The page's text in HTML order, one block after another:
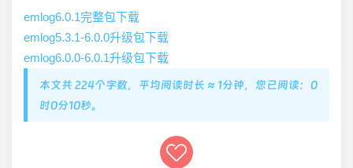
emlog6.0.1完整包下载
emlog5.3.1-6.0.0升级包下载
emlog6.0.0-6.0.1升级包下载
本文共 224个字数，平均阅读时长 ≈ 1分钟，您已阅读：0
时0分11秒。